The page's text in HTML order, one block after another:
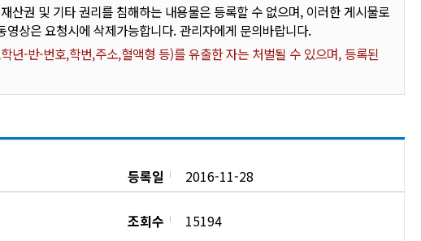
권 및 기타 권리를 침해하는 내용물은 등록할 수 없으며, 이러한 게시물로
상은 요청시에 삭제가능합니다. 관리자에게 문의바랍니다.
-반-번호,학번,주소,혈액형 등)를 유출한 자는 처벌될 수 있으며, 등록된
등록일 2016-11-28
조회수 15194